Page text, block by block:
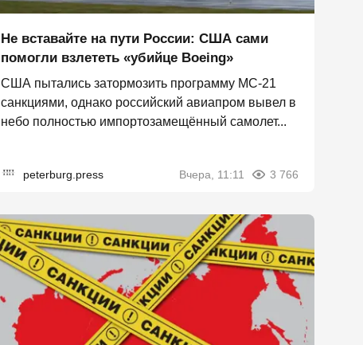
Не вставайте на пути России: США сами
помогли взлететь «убийце Boeing»
США пытались затормозить программу МС-21
санкциями, однако российский авиапром вывел в
небо полностью импортозамещённый самолет...
peterburg.press Вчера, 11:11 3 766